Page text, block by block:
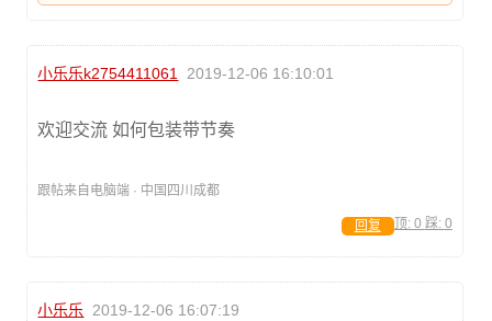
小乐乐k2754411061 2019-12-06 16:10:01
欢迎交流 如何包装带节奏
跟帖来自电脑端 · 中国四川成都
顶: 0 踩: 0
回复
小乐乐 2019-12-06 16:07:19